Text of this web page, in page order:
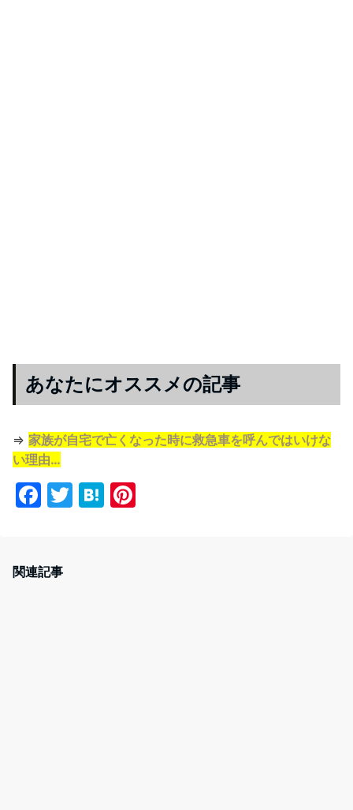
あなたにオススメの記事
⇒ 家族が自宅で亡くなった時に救急車を呼んではいけな
い理由…
F
e
T
H
関連記事